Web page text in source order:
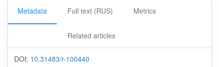
Metadata Full text (RUS) Metrics
Related articles
DOI: 10.31483/r-100440